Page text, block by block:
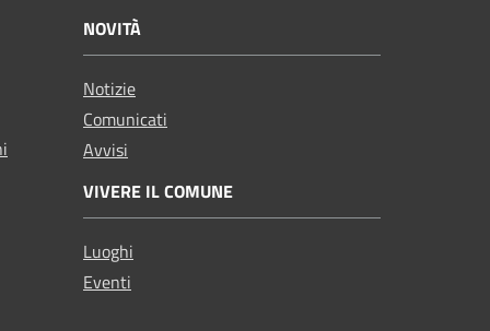
NOVITÀ
Notizie
Comunicati
Avvisi
VIVERE IL COMUNE
Luoghi
Eventi